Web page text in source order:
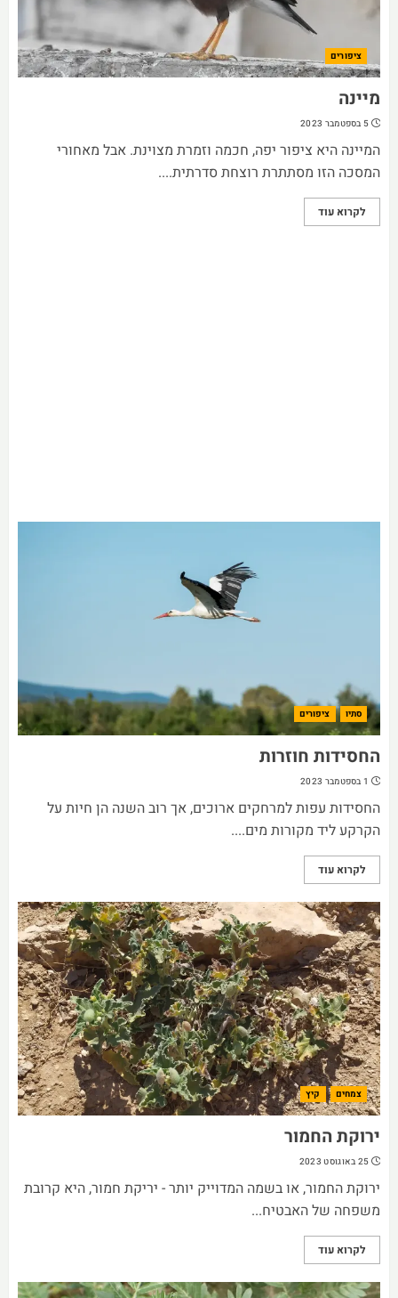
ציפורים
מיינה
5 בספטמבר 2023
המיינה היא ציפור יפה, חכמה וזמרת מצוינת. אבל מאחורי
המסכה הזו מסתתרת רוצחת סדרתית....
לקרוא עוד
סתיו ציפורים
החסידות חוזרות
1 בספטמבר 2023
החסידות עפות למרחקים ארוכים, אך רוב השנה הן חיות על
הקרקע ליד מקורות מים....
לקרוא עוד
צמחים קיץ
ירוקת החמור
25 באוגוסט 2023
ירוקת החמור, או בשמה המדוייק יותר - יריקת חמור, היא קרובת
משפחה של האבטיח...
לקרוא עוד